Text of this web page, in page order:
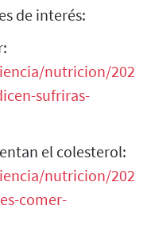
de interés:
nutricion/
sufriras-
el colesterol:
nutricion/
comer-